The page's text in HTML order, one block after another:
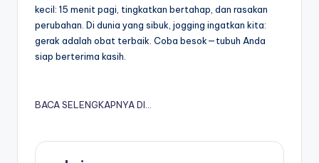
kecil: 15 menit pagi, tingkatkan bertahap, dan rasakan
perubahan. Di dunia yang sibuk, jogging ingatkan kita:
gerak adalah obat terbaik. Coba besok—tubuh Anda
siap berterima kasih.
BACA SELENGKAPNYA DI…